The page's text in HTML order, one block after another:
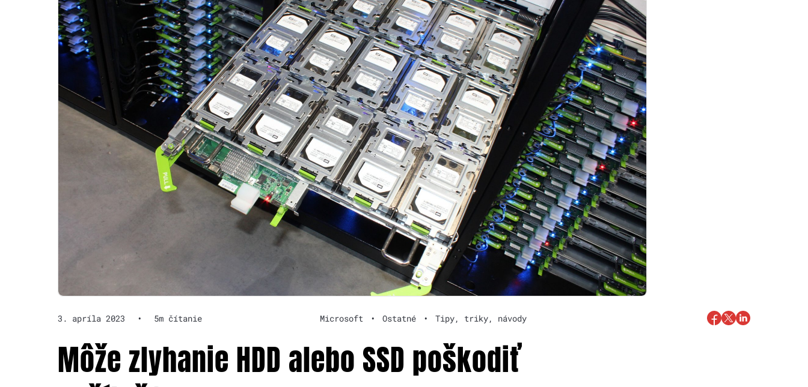
3. apríla 2023 • 5m čítanie Microsoft • Ostatné • Tipy, triky, návody
Môže zlyhanie HDD alebo SSD poškodiť